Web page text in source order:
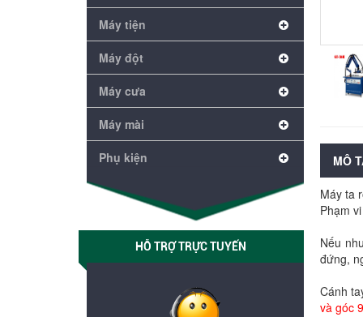
Máy tiện
Máy đột
Máy cưa
Máy mài
Phụ kiện
HỖ TRỢ TRỰC TUYẾN
MÔ
Máy ta
Phạm
Nếu
đứng,
Cánh
và góc